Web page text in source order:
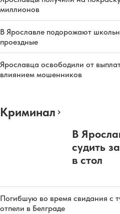
миллионов
В Ярославле подорожают
проездные
Ярославца освободили от
влиянием мошенников
Криминал
В
судить
в стол
Погибшую во время свидания с
отпели в Белграде